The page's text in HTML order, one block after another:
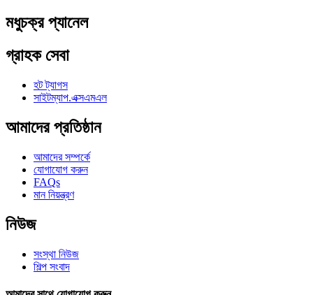
মধুচক্র প্যানেল
গ্রাহক সেবা
হট ট্যাগস
সাইটম্যাপ.এক্সএমএল
আমাদের প্রতিষ্ঠান
আমাদের সম্পর্কে
যোগাযোগ করুন
FAQs
মান নিয়ন্ত্রণ
নিউজ
সংস্থা নিউজ
শিল্প সংবাদ